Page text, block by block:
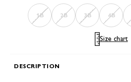
1B 2B 3B 4B
Size chart
DESCRIPTION